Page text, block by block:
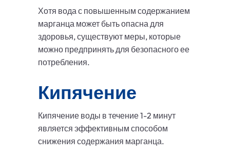
Хотя вода с повышенным содержанием
марганца может быть опасна для
здоровья, существуют меры, которые
можно предпринять для безопасного ее
потребления.
Кипячение
Кипячение воды в течение 1-2 минут
является эффективным способом
снижения содержания марганца.